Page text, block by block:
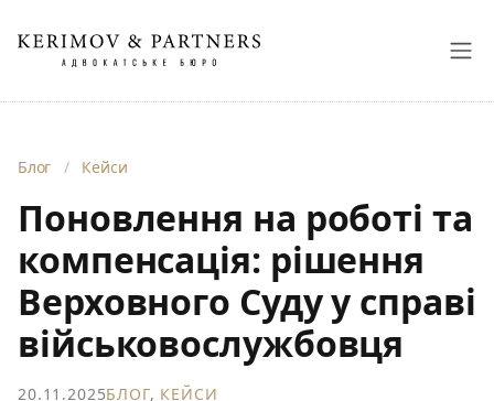
Блог / Кейси
Поновлення на роботі та
компенсація: рішення
Верховного Суду у справі
військовослужбовця
20.11.2025БЛОГ, КЕЙСИ